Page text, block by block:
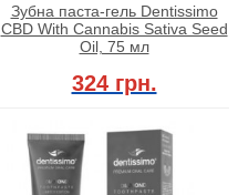
Зубна паста-гель Dentissimo
CBD With Cannabis Sativa Seed
Oil, 75 мл
324 грн.